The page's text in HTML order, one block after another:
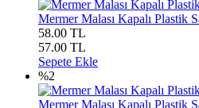
Mermer Malası Kapalı Plastik
58.00 TL
57.00 TL
Sepete Ekle
%2
Mermer Malası Kapalı Plastik